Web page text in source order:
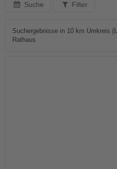
Suche Filter
Suchergebnisse in 10 km Umkreis
Rathaus